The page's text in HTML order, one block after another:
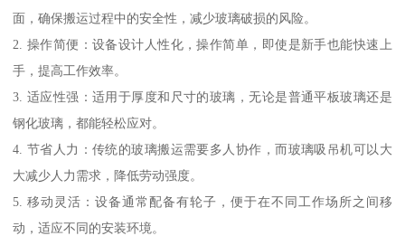
面，确保搬运过程中的安全性，减少玻璃破损的风险。
2. 操作简便：设备设计人性化，操作简单，即使是新手也能快速上
手，提高工作效率。
3. 适应性强：适用于厚度和尺寸的玻璃，无论是普通平板玻璃还是
钢化玻璃，都能轻松应对。
4. 节省人力：传统的玻璃搬运需要多人协作，而玻璃吸吊机可以大
大减少人力需求，降低劳动强度。
5. 移动灵活：设备通常配备有轮子，便于在不同工作场所之间移
动，适应不同的安装环境。